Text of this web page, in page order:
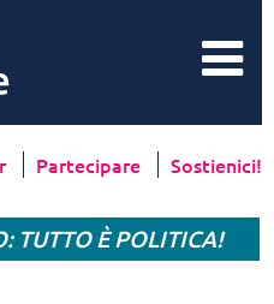
Partecipare Sostienici!
TUTTO È POLITICA!